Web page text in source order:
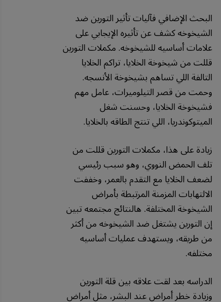
البحث الإضافي فآليات تأثير التورين ضد
الشيخوخه كشف عن تأثيره الإيجابي على
علامات أساسيه للشيخوخه. مكملات التورين
قللت من شيخوخة الخلايا، تراكم الخلايا
التالفة اللي تساهم بشيخوخة الأنسجه.
وحمت من قصر التيلوميرات، عامل مهم
فشيخوخة الخلايا، وحسنت شغل
الميتوكوندريا، اللي تنتج الطاقه بالخلايا.
زيادة على هذا، مكملات التورين قللت من
تلف الحمض النووي، وهو سبب رئيسي
لضعف الخلايا مع التقدم بالعمر، وخففت
الالتهابات المزمنة المرتبطة بأمراض
الشيخوخة المختلفة. هالنتائج مجتمعه تبين
إن التورين يشتغل ضد الشيخوخه من أكثر
من طريقه، ويستهدف عمليات أساسيه
مختلفه.
الدراسه بعد لقت علاقه بين قلة التورين
وزيادة خطر أمراض عند البشر، مثل أمراض